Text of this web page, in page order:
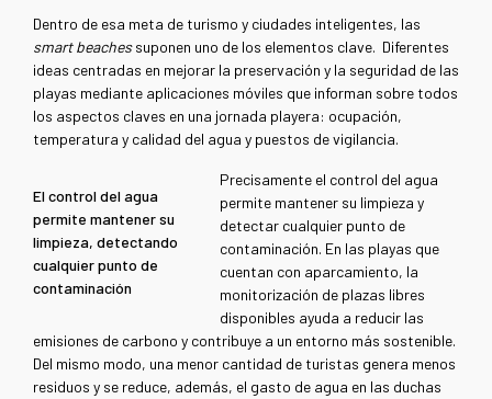
Dentro de esa meta de turismo y ciudades inteligentes, las
smart beachessuponen uno de los elementos clave. Diferentes
ideas centradas en mejorar la preservación y la seguridad de las
playas mediante aplicaciones móviles que informan sobre todos
los aspectos claves en una jornada playera: ocupación,
temperatura y calidad del agua y puestos de vigilancia.
El control del agua
permite mantener su
limpieza, detectando
cualquier punto de
contaminación
Precisamente el control del agua
permite mantener su limpieza y
detectar cualquier punto de
contaminación. En las playas que
cuentan con aparcamiento, la
monitorización de plazas libres
disponibles ayuda a reducir las
emisiones de carbono y contribuye a un entorno más sostenible.
Del mismo modo, una menor cantidad de turistas genera menos
residuos y se reduce, además, el gasto de agua en las duchas